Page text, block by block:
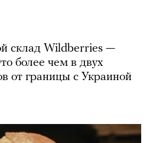
склад Wildberries —
более чем в двух
от границы с Украиной